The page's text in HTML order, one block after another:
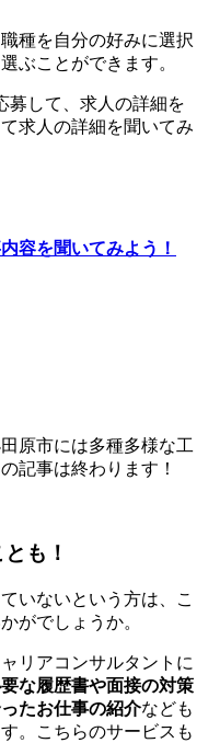
種を自分の好みに選択
ぶことができます。
募して、求人の詳細を
求人の詳細を聞いてみ
容を聞いてみよう！
原市には多種多様な工
記事は終わります！
も！
いないという方は、こ
がでしょうか。
リアコンサルタントに
な履歴書や面接の対策
たお仕事の紹介なども
。こちらのサービスも